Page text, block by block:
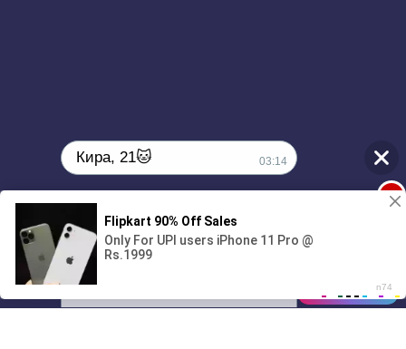
01/07
00:00
Кира, 21🐱 03:14
Поиграешь со мной? 💖🐾
1